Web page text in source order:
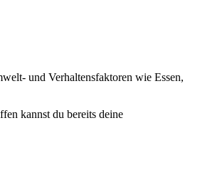
und Verhaltensfaktoren wie Essen,
kannst du bereits deine